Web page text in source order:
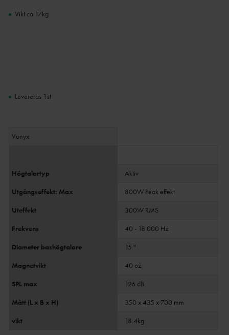
Vikt ca 17kg
Levereras 1st
Vonyx
Högtalartyp
Aktiv
Utgångseffekt: Max
800W Peak effekt
Uteffekt
300W RMS
Frekvens
40 - 18 000 Hz
Diameter bashögtalare
15 "
Magnetvikt
40 oz
SPL max
126 dB
Mått (L x B x H)
350 x 435 x 700 mm
vikt
18.4kg